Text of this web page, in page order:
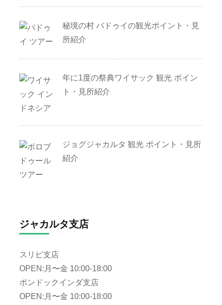
秘境の村 バドゥイの観光ポイント・見
所紹介
年に1度の祭典ワイサック 観光 ポイン
ト・見所紹介
ジョグジャカルタ 観光 ポイント・見所
紹介
ジャカルタ支店
スリピ支店
OPEN:月〜金 10:00-18:00
ポンドックインダ支店
OPEN:月〜金 10:00-18:00